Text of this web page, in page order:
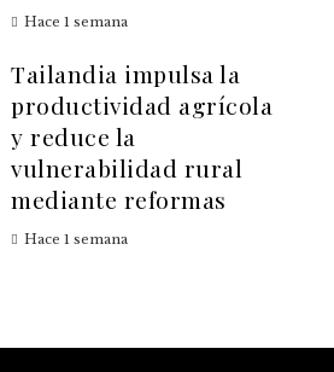
Hace 1 semana
Tailandia impulsa la
productividad agrícola
y reduce la
vulnerabilidad rural
mediante reformas
Hace 1 semana